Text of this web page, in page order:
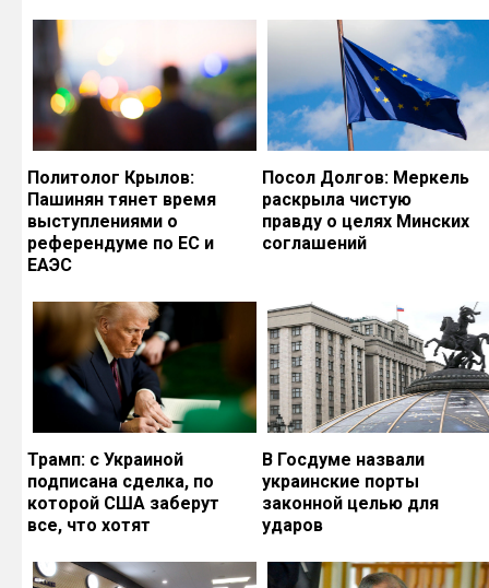
Политолог Крылов:
Пашинян тянет время
выступлениями о
референдуме по ЕС и
ЕАЭС
Посол Долгов: Меркель
раскрыла чистую
правду о целях Минских
соглашений
Трамп: с Украиной
подписана сделка, по
которой США заберут
все, что хотят
В Госдуме назвали
украинские порты
законной целью для
ударов